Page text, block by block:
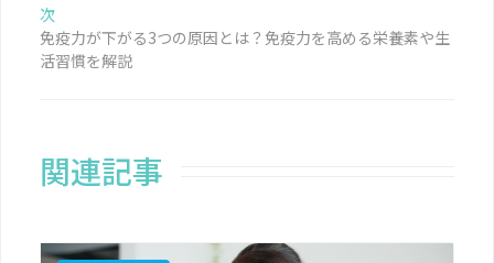
次
免疫力が下がる3つの原因とは？免疫力を高める栄養素や生
活習慣を解説
関連記事